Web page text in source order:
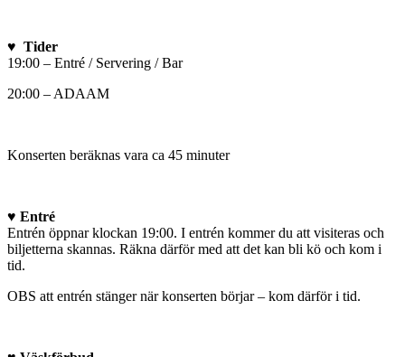
♥ Tider
19:00 – Entré / Servering / Bar
20:00 – ADAAM
Konserten beräknas vara ca 45 minuter
♥ Entré
Entrén öppnar klockan 19:00. I entrén kommer du att visiteras och
biljetterna skannas. Räkna därför med att det kan bli kö och kom i
tid.
OBS att entrén stänger när konserten börjar – kom därför i tid.